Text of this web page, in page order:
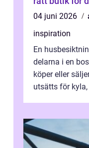
04 juni 2026
inspiration
En
delarna i en
köper eller
utsätts för kyla,